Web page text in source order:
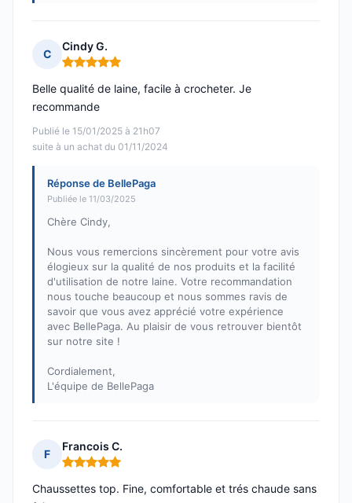
C
Cindy G.
Note : 5 sur 5
Publié le 15/01/2025 à 21h07
suite à un achat du 01/11/2024
Belle qualité de laine, facile à crocheter. Je
recommande
Réponse de BellePaga
Publiée le 11/03/2025
Chère Cindy,
Nous vous remercions sincèrement pour votre avis
élogieux sur la qualité de nos produits et la facilité
d'utilisation de notre laine. Votre recommandation
nous touche beaucoup et nous sommes ravis de
savoir que vous avez apprécié votre expérience
avec BellePaga. Au plaisir de vous retrouver bientôt
sur notre site !
Cordialement,
L'équipe de BellePaga
F
Francois C.
Note : 5 sur 5
Chaussettes top. Fine, comfortable et trés chaude sans